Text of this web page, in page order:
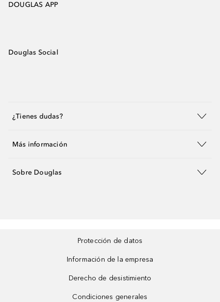
DOUGLAS APP
Douglas Social
¿Tienes dudas?
Más información
Sobre Douglas
Protección de datos
Información de la empresa
Derecho de desistimiento
Condiciones generales